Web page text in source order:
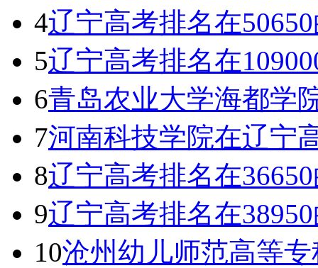
4辽宁高考排名在
5辽宁高考排名在
6青岛农业大学海都学
7河南科技学院在辽宁
8辽宁高考排名在
9辽宁高考排名在
10沧州幼儿师范高等